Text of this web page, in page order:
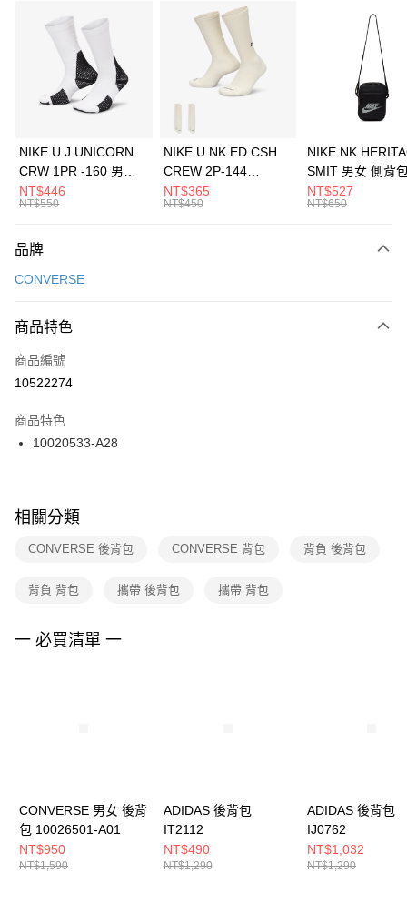
3 期 0 利率 每期 21家銀行
合作金庫商業銀行
第一商業銀行
華南商業銀行
彰化商業銀行
上海商業儲蓄銀行
元大商業銀行
台灣樂天信用卡公司
Apple Pay
全盈+PAY
AFTEE先享後付
【關於「AFTEE先享後付」】
便利好安心！
３．安心：先確認商品／服務後，再付款。
【「AFTEE先享後付」結帳流程】
１．於結帳方式選擇「AFTEE先享後付」後，將跳轉至「AFTEE先享後付」
２．訂單成立數日內，您將收到繳費通知簡訊。
３．收到繳費通知簡訊後14天內，點擊此簡訊中的連結，可透過四大超商／
ATM／網路銀行／等多元方式進行付款，方視為交易完成。
※ 交易是否成功請以「AFTEE先享後付 」之結帳頁面顯示為準，若有關於
是否繳費成功／繳費後需取消欲退款等相關疑問，請聯繫「AFTEE先享後付
客戶支援中心」 https://netprotections.freshdesk.com/support/home
１．透過由恩沛科技股份有限公司提供之「AFTEE先享後付」服務完成之交
２．關於個人資料處理事宜，請瀏覽以下網址：
運送方式
每筆NT$100，滿NT$1,500(含以上)免運費
宅配
每筆NT$100，滿NT$1,500(含以上)免運費
付款後門市自取
每筆NT$100，滿NT$1,500(含以上)免運費
NIKE U J UNICORN
CRW 1PR -160 男女
中統襪 FZ3393100
NT$446
NT$550
NIKE U NK ED CSH
CREW 2P-144
EMBRDY 男女 短統襪
FZ3073133
NT$365
NT$450
NIKE NK
SMIT 男女 側背
BA5871010
NT$527
NT$650
品牌
CONVERSE
商品特色
商品編號
10522274
商品特色
10020533-A28
相關分類
CONVERSE 後背包 CONVERSE 背包 背負 後背包
背負 背包 攜帶 後背包 攜帶 背包
一 必買清單 一
CONVERSE 男女 後背
包 10026501-A01
NT$950
NT$1,590
ADIDAS 後背包
IT2112
NT$490
NT$1,290
ADIDAS 後背包
IJ0762
NT$1,032
NT$1,290